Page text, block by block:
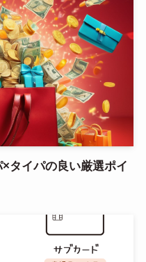
×タイパの良い厳選ポイ